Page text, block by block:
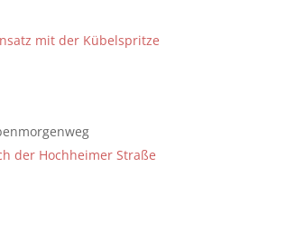
mit der Kübelspritze
der Hochheimer Straße